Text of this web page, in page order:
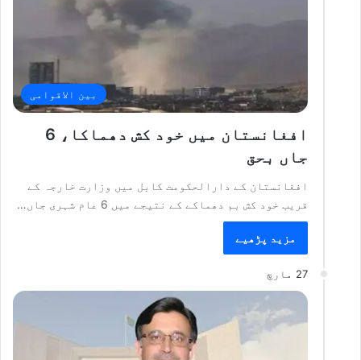
بین الاقوامی
افغانستان میں خود کش دھماکا، 6
جاں بحق
افغانستان کے دارالحکومت کابل میں وزارت خارجہ کے
قریب خود کش بم دھماکے کے نتیجے میں 6 عام شہری جاں…
مزید پڑھیے
27 مارچ